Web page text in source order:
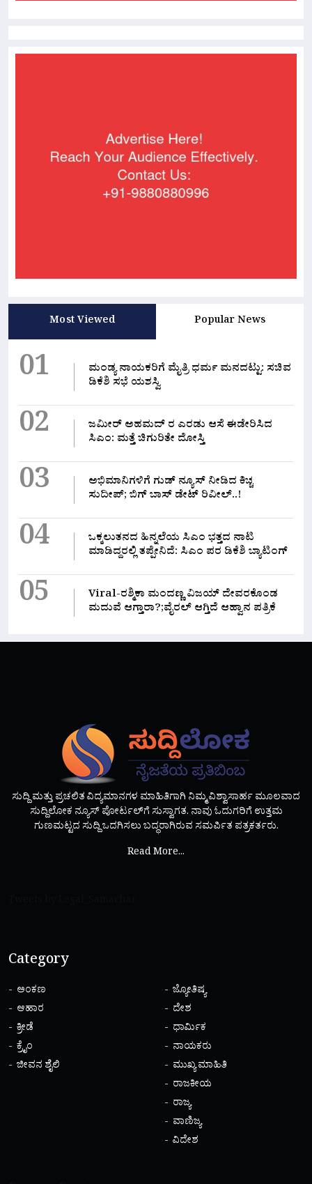
Most Viewed Popular News
01
ಮಂಡ್ಯ ನಾಯಕರಿಗೆ ಮೈತ್ರಿ ಧರ್ಮ ಮನದಟ್ಟು: ಸಚಿವ
ಡಿಕೆಶಿ ಸಭೆ ಯಶಸ್ವಿ
02
ಜಮೀರ್ ಅಹಮದ್ ರ ಎರಡು ಆಸೆ ಈಡೇರಿಸಿದ
ಸಿಎಂ: ಮತ್ತೆ ಚಿಗುರಿತೇ ದೋಸ್ತಿ
03
ಅಭಿಮಾನಿಗಳಿಗೆ ಗುಡ್ ನ್ಯೂಸ್ ನೀಡಿದ ಕಿಚ್ಚ
ಸುದೀಪ್; ಬಿಗ್ ಬಾಸ್ ಡೇಟ್ ರಿವೀಲ್..!
04
ಒಕ್ಕಲುತನದ ಹಿನ್ನಲೆಯ ಸಿಎಂ ಭತ್ತದ ನಾಟಿ
ಮಾಡಿದ್ದರಲ್ಲಿ‌ ತಪ್ಪೇನಿದೆ: ಸಿಎಂ ಪರ ಡಿಕೆಶಿ ಬ್ಯಾಟಿಂಗ್
05
Viral-ರಶ್ಮಿಕಾ ಮಂದಣ್ಣ ವಿಜಯ್ ದೇವರಕೊಂಡ
ಮದುವೆ ಆಗ್ತಾರಾ?;ವೈರಲ್ ಆಗ್ತಿದೆ ಆಹ್ವಾನ ಪತ್ರಿಕೆ
ಸುದ್ದಿ ಮತ್ತು ಪ್ರಚಲಿತ ವಿದ್ಯಮಾನಗಳ ಮಾಹಿತಿಗಾಗಿ ನಿಮ್ಮ ವಿಶ್ವಾಸಾರ್ಹ ಮೂಲವಾದ
ಸುದ್ದಿಲೋಕ ನ್ಯೂಸ್ ಪೋರ್ಟಲ್‌ಗೆ ಸುಸ್ವಾಗತ. ನಾವು ಓದುಗರಿಗೆ ಉತ್ತಮ
ಗುಣಮಟ್ಟದ ಸುದ್ದಿ ಒದಗಿಸಲು ಬದ್ಧರಾಗಿರುವ ಸಮರ್ಪಿತ ಪತ್ರಕರ್ತರು.
Read More...
Category
ಅಂಕಣ
ಆಹಾರ
ಕ್ರೀಡೆ
ಕ್ರೈಂ
ಜೀವನ ಶೈಲಿ
ಜ್ಯೋತಿಷ್ಯ
ದೇಶ
ಧಾರ್ಮಿಕ
ನಾಯಕರು
ಮುಖ್ಯ ಮಾಹಿತಿ
ರಾಜಕೀಯ
ರಾಜ್ಯ
ವಾಣಿಜ್ಯ
ವಿದೇಶ